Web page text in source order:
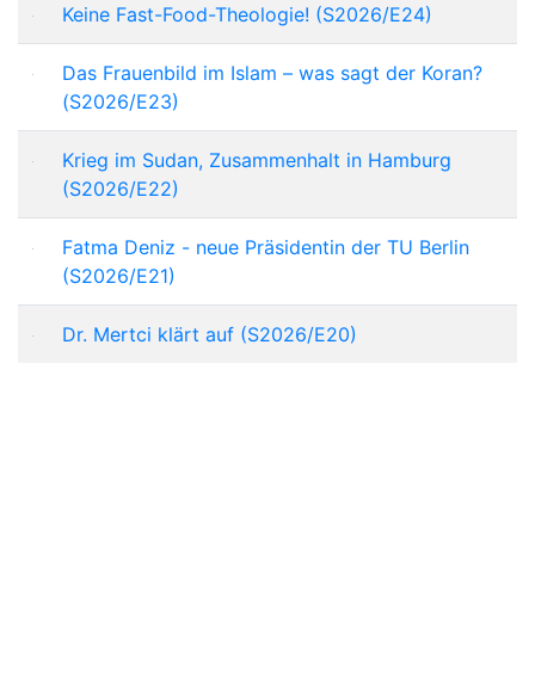
Keine Fast-Food-Theologie! (S2026/E24)
Das Frauenbild im Islam – was sagt der Koran?
(S2026/E23)
Krieg im Sudan, Zusammenhalt in Hamburg
(S2026/E22)
Fatma Deniz - neue Präsidentin der TU Berlin
(S2026/E21)
Dr. Mertci klärt auf (S2026/E20)